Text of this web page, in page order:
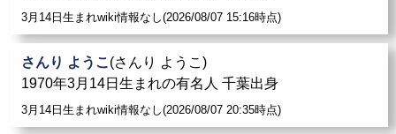
3月14日生まれwiki情報なし(2026/08/07 15:16時点)
さんり ようこ (さんり ようこ)
1970年3月14日生まれの有名人 千葉出身
3月14日生まれwiki情報なし(2026/08/07 20:35時点)